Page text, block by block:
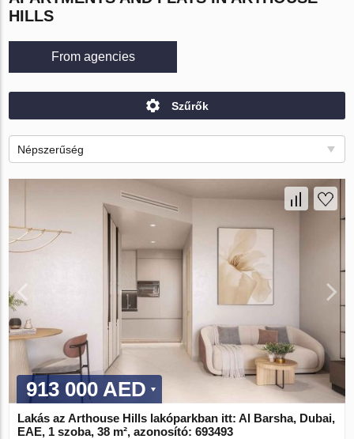
HILLS
From agencies
Szűrők
Népszerűség
913 000 AED
Lakás az Arthouse Hills lakóparkban itt: Al Barsha, Dubai,
EAE, 1 szoba, 38 m², azonosító: 693493